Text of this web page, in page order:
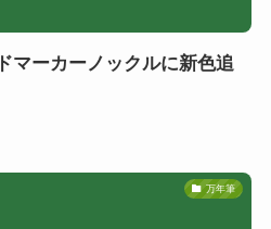
マーカーノックルに新色追
万年筆